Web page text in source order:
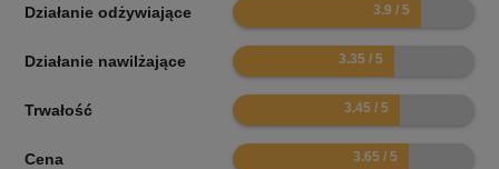
Działanie odżywiające
Działanie nawilżające 6.7
Trwałość 6.9
Cena 7.3